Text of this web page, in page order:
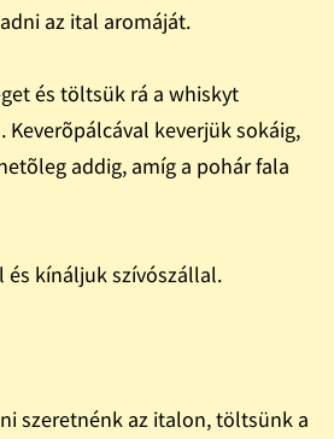
az ital aromáját.
és töltsük rá a whiskyt
keverjük sokáig,
addig, amíg a pohár fala
és kínáljuk szívószállal.
szeretnénk az italon, töltsünk a